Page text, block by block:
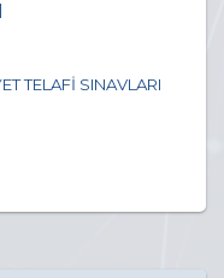
TELAFİ SINAVLARI